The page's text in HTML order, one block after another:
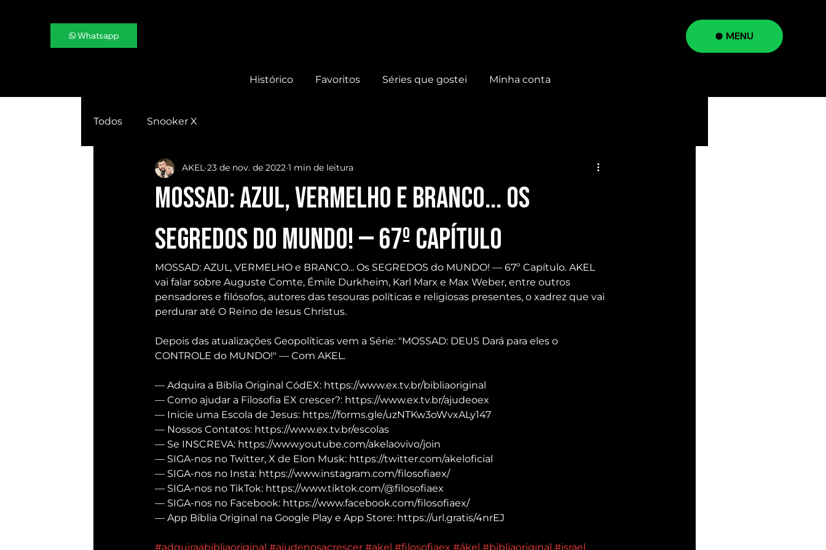
MENU
Whatsapp
Histórico Favoritos Séries que gostei Minha conta
Todos Snooker X
MOSSAD: AZUL, VERMELHO e BRANCO... Os
SEGREDOS do MUNDO! — 67º Capítulo
AKEL 23 de nov. de 2022 1 min de leitura
MOSSAD: AZUL, VERMELHO e BRANCO... Os SEGREDOS do MUNDO! — 67º Capítulo. AKEL
vai falar sobre Auguste Comte, Émile Durkheim, Karl Marx e Max Weber, entre outros
pensadores e filósofos, autores das tesouras políticas e religiosas presentes, o xadrez que vai
perdurar até O Reino de Iesus Christus.
Depois das atualizações Geopolíticas vem a Série: "MOSSAD: DEUS Dará para eles o
CONTROLE do MUNDO!" — Com AKEL.
— Adquira a Bíblia Original CódEX: https://www.ex.tv.br/bibliaoriginal
— Como ajudar a Filosofia EX crescer?: https://www.ex.tv.br/ajudeoex
— Inicie uma Escola de Jesus: https://forms.gle/uzNTKw3oWvxALy147
— Nossos Contatos: https://www.ex.tv.br/escolas
— Se INSCREVA: https://www.youtube.com/akelaovivo/join
— SIGA-nos no Twitter, X de Elon Musk: https://twitter.com/akeloficial
— SIGA-nos no Insta: https://www.instagram.com/filosofiaex/
— SIGA-nos no TikTok: https://www.tiktok.com/@filosofiaex
— SIGA-nos no Facebook: https://www.facebook.com/filosofiaex/
— App Bíblia Original na Google Play e App Store: https://url.gratis/4nrEJ
#adquiraabibliaoriginal #ajudenosacrescer #akel #filosofiaex #ákel #bibliaoriginal #israel